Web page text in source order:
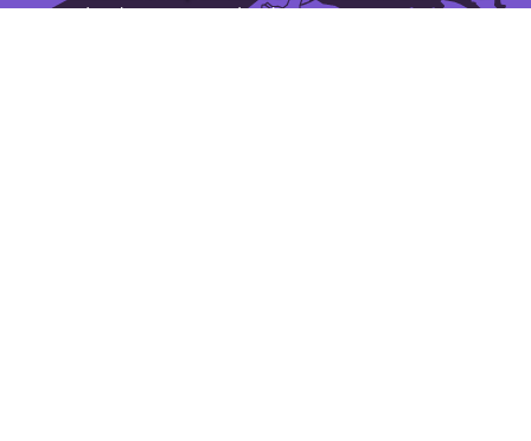
Latitud: 41,117. Longitud: 20,802